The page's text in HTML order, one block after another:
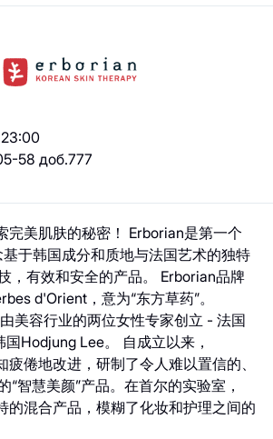
58 доб.777
完美肌肤的秘密！ Erborian是第一个
于韩国成分和质地与法国艺术的独特
，有效和安全的产品。 Erborian品牌
d'Orient，意为“东方草药”。
美容行业的两位女性专家创立 - 法国
Hodjung Lee。 自成立以来，
疲倦地改进，研制了令人难以置信的、
“智慧美颜”产品。在首尔的实验室，
的混合产品，模糊了化妆和护理之间的